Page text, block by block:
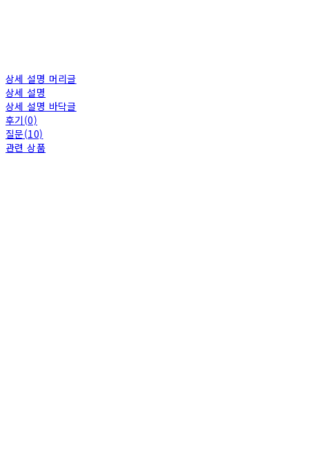
상세 설명 머리글
상세 설명
상세 설명 바닥글
후기(0)
질문(10)
관련 상품